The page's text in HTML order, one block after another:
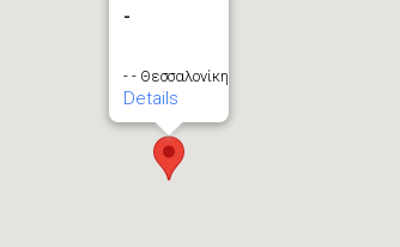
-
- - Θεσσαλονίκη
Details